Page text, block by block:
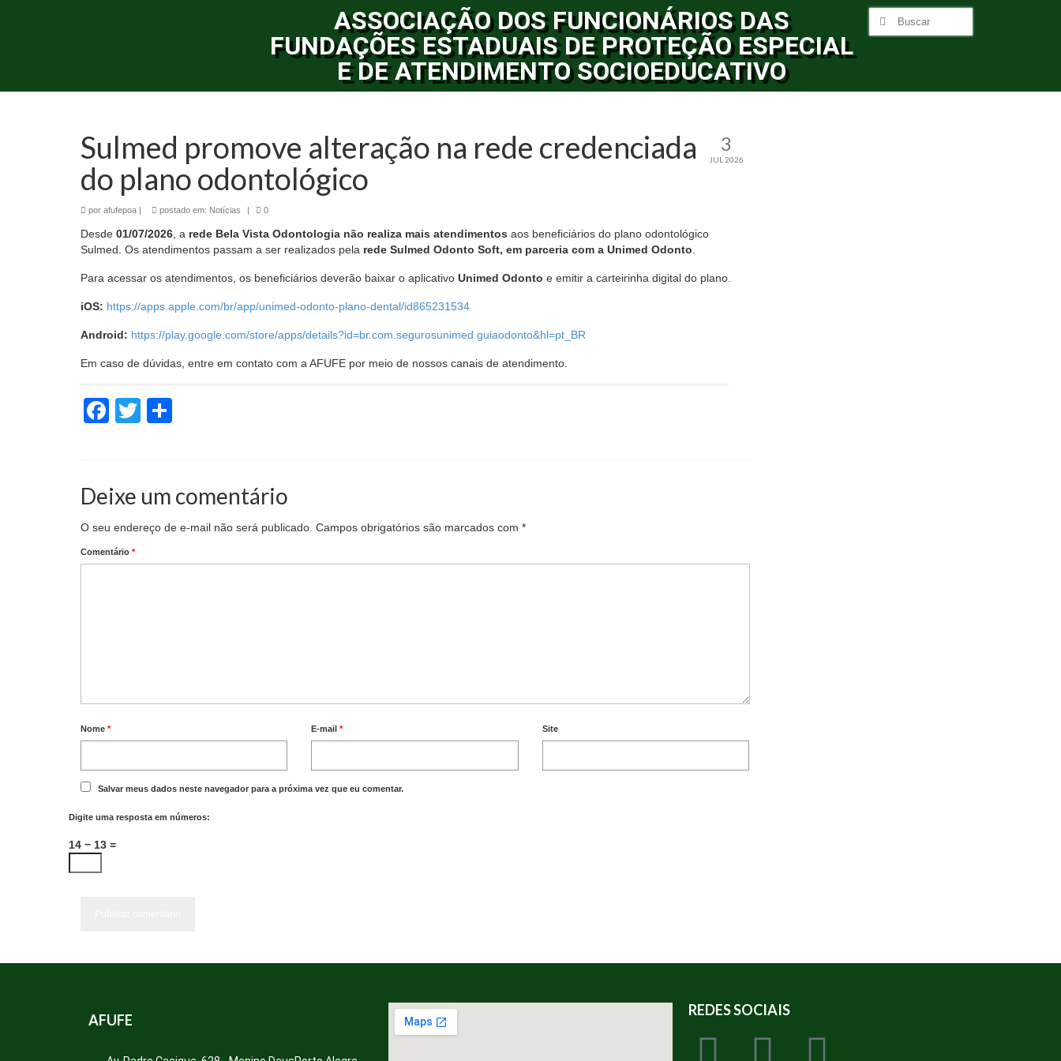
ASSOCIAÇÃO DOS FUNCIONÁRIOS DAS
FUNDAÇÕES ESTADUAIS DE PROTEÇÃO ESPECIAL
E DE ATENDIMENTO SOCIOEDUCATIVO
3
JUL 2026
Sulmed promove alteração na rede credenciada
do plano odontológico
por afufepoa | postado em: Notícias | 0
Desde 01/07/2026 , a rede Bela Vista Odontologia não realiza mais atendimentos aos beneficiários do plano odontológico
Sulmed. Os atendimentos passam a ser realizados pela rede Sulmed Odonto Soft, em parceria com a Unimed Odonto
Para acessar os atendimentos, os beneficiários deverão baixar o aplicativo Unimed Odonto e emitir a carteirinha digital do plano.
iOS: https://apps.apple.com/br/app/unimed-odonto-plano-dental/id865231534
Android: https://play.google.com/store/apps/details?id=br.com.segurosunimed.guiaodonto&hl=pt_BR
Em caso de dúvidas, entre em contato com a AFUFE por meio de nossos canais de atendimento.
Facebook
Twitter
Deixe um comentário
O seu endereço de e-mail não será publicado. Campos obrigatórios são marcados com *
Comentário *
Nome * E-mail* Site
Salvar meus dados neste navegador para a próxima vez que eu comentar.
Digite uma resposta em números:
14 − 13 =
AFUFE
REDES SOCIAIS